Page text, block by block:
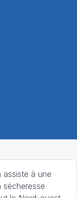
assiste à une